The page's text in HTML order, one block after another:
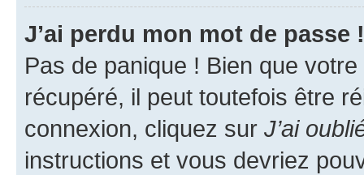
J’ai perdu mon mot de passe !
Pas de panique ! Bien que
récupéré, il peut toutefois être
connexion, cliquez sur J’ai
instructions et vous devriez